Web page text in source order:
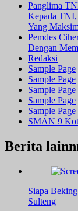
Panglima
Kepada TNI,
Yang
Pemdes
Dengan
Redaksi
Sample Page
Sample Page
Sample Page
Sample Page
Sample Page
SMAN 9
Berita
Siapa
Sulteng